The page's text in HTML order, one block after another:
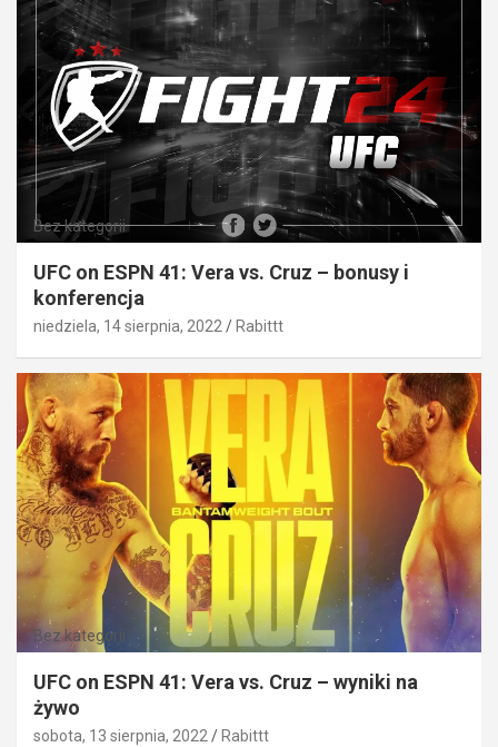
Bez kategorii
UFC on ESPN 41: Vera vs. Cruz – bonusy i
konferencja
niedziela, 14 sierpnia, 2022 Rabittt
Bez kategorii
UFC on ESPN 41: Vera vs. Cruz – wyniki na
żywo
sobota, 13 sierpnia, 2022 Rabittt